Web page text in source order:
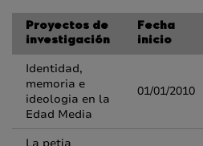
Proyectos de
investigación
Fecha
inicio
Identidad,
memoria e
ideologia en la
Edad Media
01/01/2010